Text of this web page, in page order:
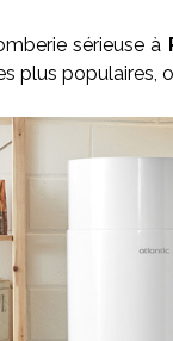
sérieuse à
plus populaires,